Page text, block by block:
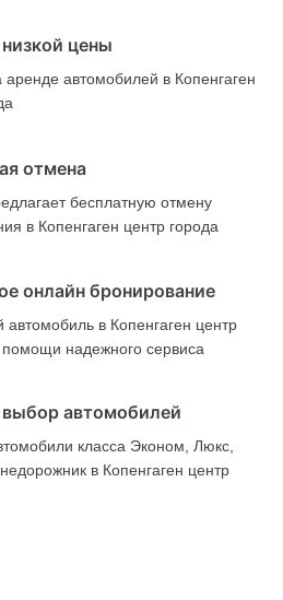
цены
автомобилей в Копенгаген
отмена
бесплатную отмену
в Копенгаген центр города
онлайн бронирование
автомобиль в Копенгаген центр
помощи надежного сервиса
автомобилей
класса Эконом, Люкс,
в Копенгаген центр